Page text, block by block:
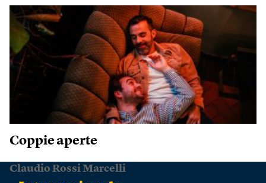
Coppie aperte
Claudio Rossi Marcelli